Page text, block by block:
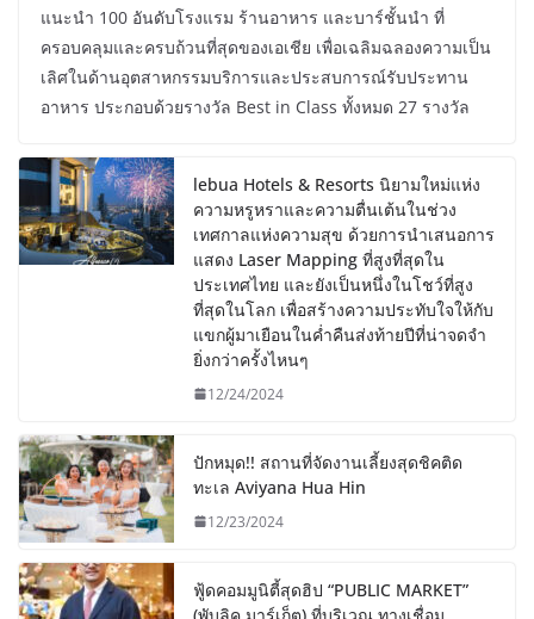
แนะนำ 100 อันดับโรงแรม ร้านอาหาร และบาร์ชั้นนำ ที่
ครอบคลุมและครบถ้วนที่สุดของเอเชีย เพื่อเฉลิมฉลองความเป็น
เลิศในด้านอุตสาหกรรมบริการและประสบการณ์รับประทาน
อาหาร ประกอบด้วยรางวัล Best in Class ทั้งหมด 27 รางวัล
lebua Hotels & Resorts นิยามใหม่แห่ง
ความหรูหราและความตื่นเต้นในช่วง
เทศกาลแห่งความสุข ด้วยการนำเสนอการ
แสดง Laser Mapping ที่สูงที่สุดใน
ประเทศไทย และยังเป็นหนึ่งในโชว์ที่สูง
ที่สุดในโลก เพื่อสร้างความประทับใจให้กับ
แขกผู้มาเยือนในค่ำคืนส่งท้ายปีที่น่าจดจำ
ยิ่งกว่าครั้งไหนๆ
12/24/2024
ปักหมุด!! สถานที่จัดงานเลี้ยงสุดชิคติด
ทะเล Aviyana Hua Hin
12/23/2024
ฟู้ดคอมมูนิตี้สุดฮิป “PUBLIC MARKET”
(พับลิค มาร์เก็ต) ที่บริเวณ ทางเชื่อม